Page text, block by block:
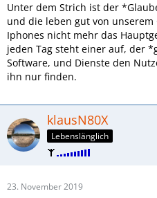
Unter dem Strich ist der
und die leben gut von
Iphones nicht mehr das
jeden Tag steht einer auf, der
Software, und Dienste den
ihn nur finden.
klausN80X
Lebenslänglich
23. November 2019